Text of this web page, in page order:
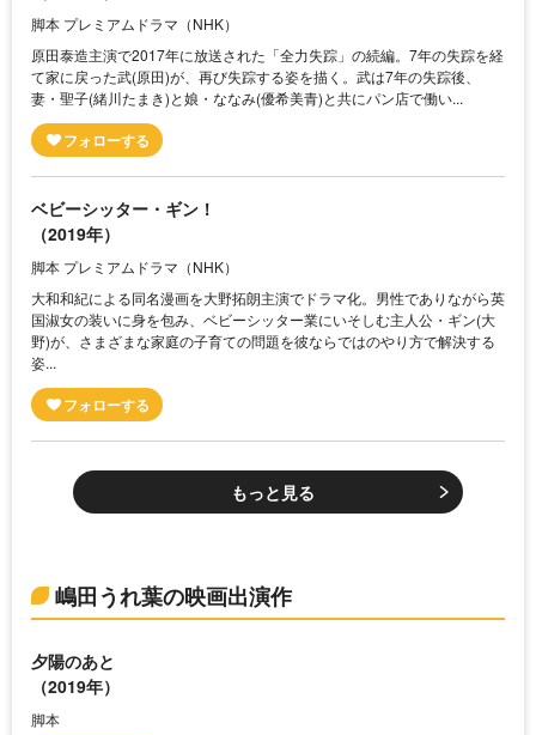
脚本 プレミアムドラマ（NHK）
原田泰造主演で2017年に放送された「全力失踪」の続編。7年の失踪を経
て家に戻った武(原田)が、再び失踪する姿を描く。武は7年の失踪後、
妻・聖子(緒川たまき)と娘・ななみ(優希美青)と共にパン店で働い...
ベビーシッター・ギン！
（2019年）
脚本 プレミアムドラマ（NHK）
大和和紀による同名漫画を大野拓朗主演でドラマ化。男性でありながら英
国淑女の装いに身を包み、ベビーシッター業にいそしむ主人公・ギン(大
野)が、さまざまな家庭の子育ての問題を彼ならではのやり方で解決する
姿...
もっと見る
嶋田うれ葉の映画出演作
夕陽のあと
（2019年）
脚本